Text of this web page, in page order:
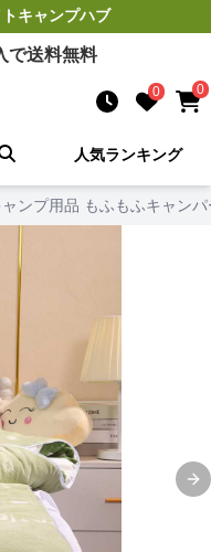
キャンプハブ
で送料無料
0 0
人気ランキング
ャンプ用品 もふもふキャン